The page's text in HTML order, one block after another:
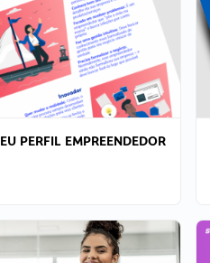
PERFIL EMPREENDEDOR